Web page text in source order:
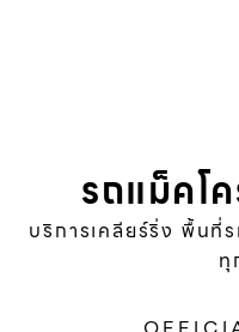
รถแม็คโ
บริการเคลียร์ริ่ง พื้นที่
ทุ